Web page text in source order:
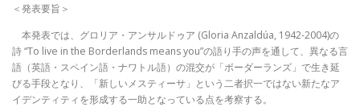
＜発表要旨＞
本発表では、グロリア・アンサルドゥア (Gloria Anzaldúa, 1942-2004)の
詩 “To live in the Borderlands means you”の語り手の声を通して、異なる言
語（英語・スペイン語・ナワトル語）の混交が「ボーダーランズ」で生き延
びる手段となり、「新しいメスティーサ」という二者択一ではない新たなア
イデンティティを形成する一助となっている点を考察する。